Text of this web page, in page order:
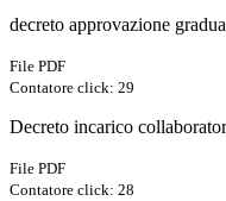
decreto approvazione
File PDF
Contatore click: 29
Decreto incarico
File PDF
Contatore click: 28